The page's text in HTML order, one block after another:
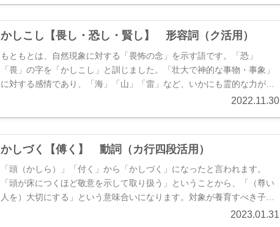
かしこし【畏し・恐し・賢し】 形容詞（ク活用）
もともとは、自然現象に対する「畏怖の念」を示す語です。「恐」
「畏」の字を「かしこし」と訓じました。「壮大で神的な事物・事象」
に対する感情であり、「海」「山」「雷」など、いかにも霊的な力が宿
っているような現象に多く用いられました。そのうち、人智を超えてい
も使用されていきます。この使い方に漢字をあてる場合には「賢し」に
なりますね。なお、連用形「かしこく（かしこう）」が副詞的に用いら
れている場合には、「超越している」というニュアンスで「たいそう」
「非常に」と訳す場合ことも多いです。
2022.11.30
かしづく【傅く】 動詞（カ行四段活用）
「頭（かしら）」「付く」から「かしづく」になったと言われます。
「頭が床につくほど敬意を示して取り扱う」ということから、「（尊い
人を）大切にする」という意味合いになります。対象が養育すべき子ど
もであれば、（１）「大切に育てる」、対象が大人であれば、（２）
2023.01.31